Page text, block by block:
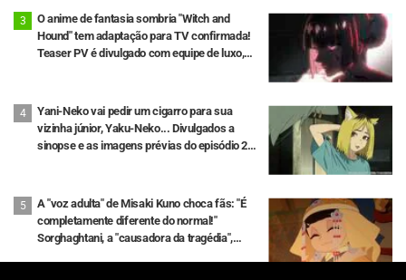
O anime de fantasia sombria "Witch and
Hound" tem adaptação para TV confirmada!
Teaser PV é divulgado com equipe de luxo,
Yani-Neko vai pedir um cigarro para sua
vizinha júnior, Yaku-Neko... Divulgados a
sinopse e as imagens prévias do episódio 2
A "voz adulta" de Misaki Kuno choca fãs: "É
completamente diferente do normal!"
Sorghaghtani, a "causadora da tragédia",